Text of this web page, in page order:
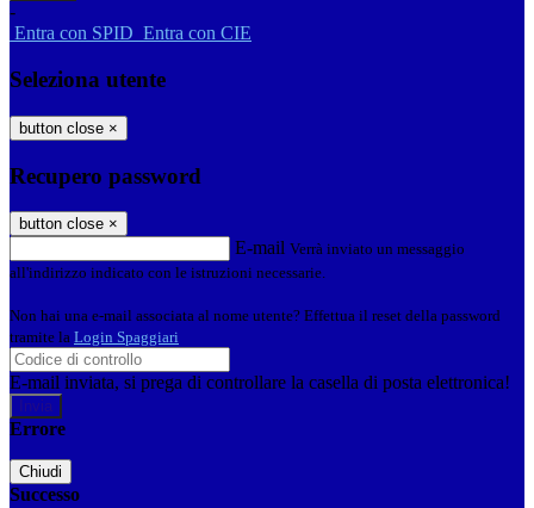
-
Entra con SPID Entra con CIE
Seleziona utente
button close ×
Recupero password
button close ×
E-mail Verrà inviato un messaggio
all'indirizzo indicato con le istruzioni necessarie.
Non hai una e-mail associata al nome utente? Effettua il reset della password
tramite la Login Spaggiari
E-mail inviata, si prega di controllare la casella di posta elettronica!
Errore
Chiudi
Successo